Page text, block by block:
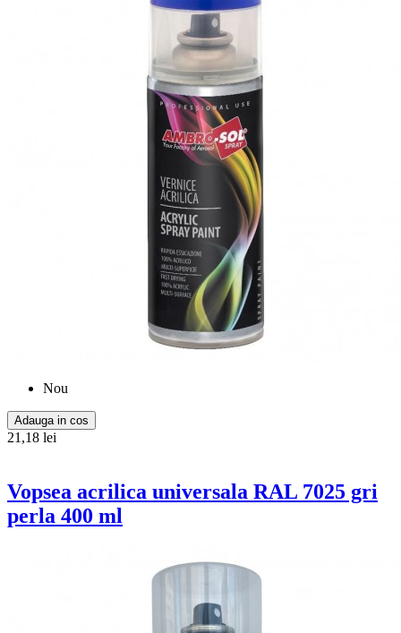
Nou
Adauga in cos
21,18 lei
Vopsea acrilica universala RAL 7025 gri
perla 400 ml